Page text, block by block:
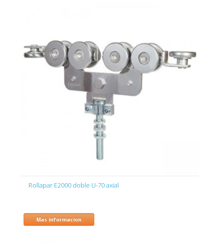
Rollapar E2000 doble U-70 axial
Mas informacion